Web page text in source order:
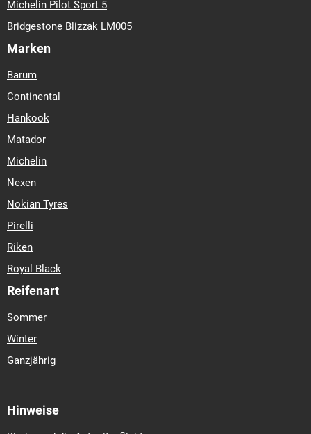
Michelin Pilot Sport 5
Bridgestone Blizzak LM005
Marken
Barum
Continental
Hankook
Matador
Michelin
Nexen
Nokian Tyres
Pirelli
Riken
Royal Black
Reifenart
Sommer
Winter
Ganzjährig
Hinweise